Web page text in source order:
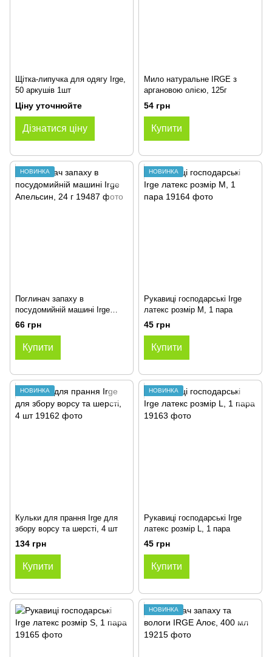
Щітка-липучка для одягу Irge,
50 аркушів 1шт
Ціну уточнюйте
Дізнатися ціну
Мило натуральне IRGE з
аргановою олією, 125г
54 грн
Купити
НОВИНКА
Поглинач запаху в
посудомийній машині Irge
Апельсин, 24 г
66 грн
Купити
НОВИНКА
Рукавиці господарські Irge
латекс розмір M, 1 пара
45 грн
Купити
НОВИНКА
Кульки для прання Irge для
збору ворсу та шерсті, 4 шт
134 грн
Купити
НОВИНКА
Рукавиці господарські Irge
латекс розмір L, 1 пара
45 грн
Купити
НОВИНКА